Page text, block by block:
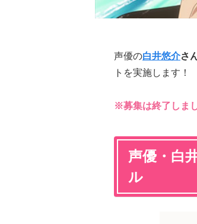
声優の白井悠介さ
トを実施します！
※募集は終了しま
声優・白
ル